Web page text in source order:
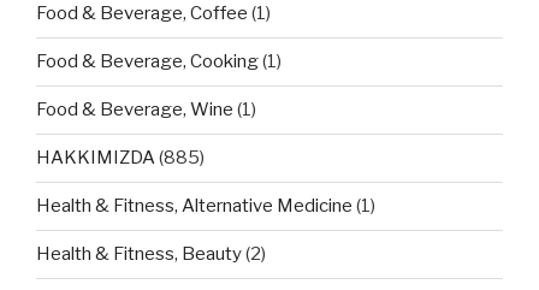
Food & Beverage, Coffee (1)
Food & Beverage, Cooking(1)
Food & Beverage, Wine (1)
HAKKIMIZDA(885)
Health & Fitness, Alternative Medicine (1)
Health & Fitness, Beauty(2)